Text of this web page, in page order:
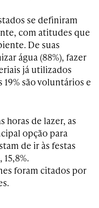
se definiram
com atitudes que
De suas
água (88%), fazer
já utilizados
são voluntários e
horas de lazer, as
opção para
de ir às festas
foram citados por